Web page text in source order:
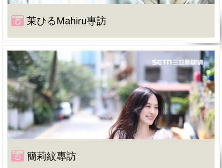
茉ひるMahiru專訪
簡莉紋專訪